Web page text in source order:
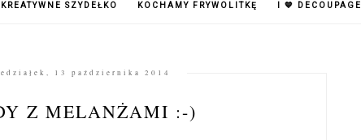
KREATYWNE SZYDEŁKO KOCHAMY FRYWOLITKĘ I 💙 DECOUPAGE
13 października 2014
Z MELANŻAMI :-)